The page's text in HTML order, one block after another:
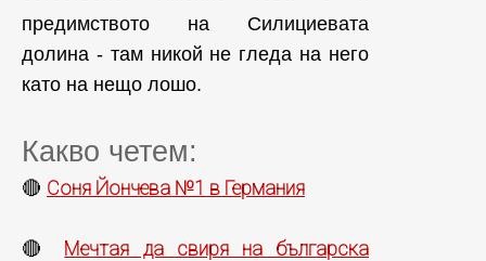
предимството на Силициевата
долина - там никой не гледа на него
като на нещо лошо.
Какво четем:
🔴 Соня Йончева №1 в Германия
🔴 Мечтая да свиря на българска